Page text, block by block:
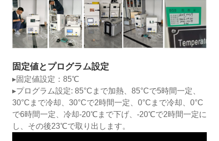
固定値とプログラム設定
▸固定値設定：85℃
▸プログラム設定: 85°Cまで加熱、85°Cで5時間一定、
30°Cまで冷却、30°Cで2時間一定、0°Cまで冷却、0°C
で6時間一定、冷却-20℃まで下げ、-20℃で2時間一定に
し、その後23℃で取り出します。